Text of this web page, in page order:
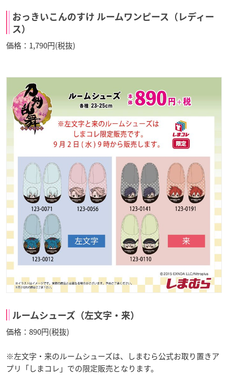
おっきいこんのすけ ルームワンピース（レディー
ス）
価格：1,790円(税抜)
ルームシューズ（左文字・来）
価格：890円(税抜)
※左文字・来のルームシューズは、しまむら公式お取り置きア
プリ「しまコレ」での限定販売となります。